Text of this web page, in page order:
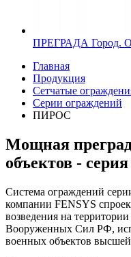
ПРЕГРАДА Город.
Главная
Продукция
Сетчатые
Серии ограждений
ПИРОС
Мощная
объектов -
Система ограждений
компании FENSYS
возведения на
Вооруженных Сил РФ,
военных объектов